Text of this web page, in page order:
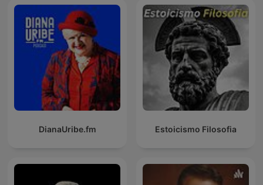
DianaUribe.fm Estoicismo Filosofia